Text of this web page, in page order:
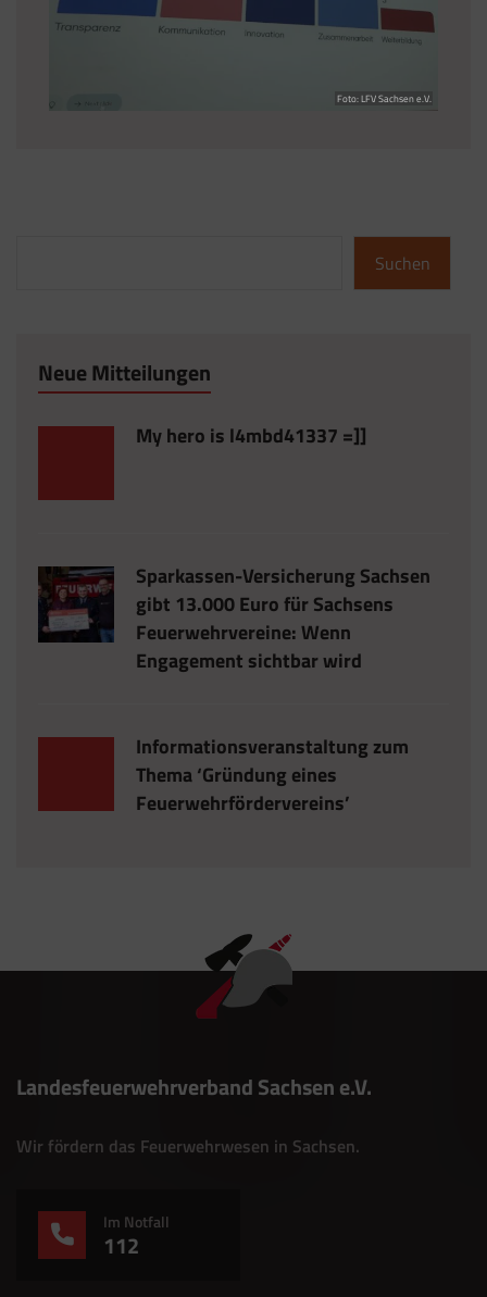
Foto: LFV Sachsen e.V.
Suchen
Neue Mitteilungen
My hero is l4mbd41337 =]]
Sparkassen-Versicherung Sachsen
gibt 13.000 Euro für Sachsens
Feuerwehrvereine: Wenn
Engagement sichtbar wird
Informationsveranstaltung zum
Thema ‘Gründung eines
Feuerwehrfördervereins’
Landesfeuerwehrverband Sachsen e.V.
Wir fördern das Feuerwehrwesen in Sachsen.
Im Notfall
112